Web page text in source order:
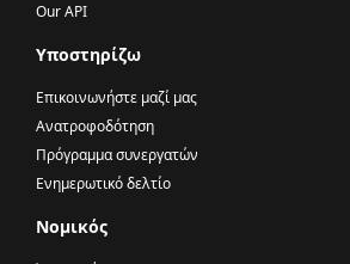
Our API
Υποστηρίζω
Επικοινωνήστε μαζί μας
Ανατροφοδότηση
Πρόγραμμα συνεργατών
Ενημερωτικό δελτίο
Νομικός